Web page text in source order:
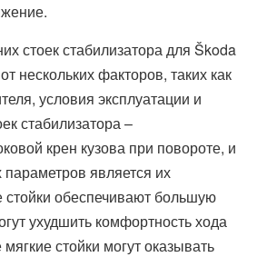
стоек стабилизатора для Škoda
нескольких факторов, таких как
условия эксплуатации и
стабилизатора –
крен кузова при повороте, и
является их
стойки обеспечивают большую
ухудшить комфортность хода
стойки могут оказывать